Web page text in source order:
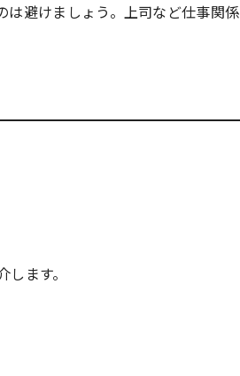
避けましょう。上司など仕事関係
ます。